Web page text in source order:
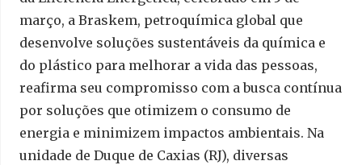
março, a Braskem, petroquímica global que
desenvolve soluções sustentáveis da química e
do plástico para melhorar a vida das pessoas,
reafirma seu compromisso com a busca contínua
por soluções que otimizem o consumo de
energia e minimizem impactos ambientais. Na
unidade de Duque de Caxias (RJ), diversas